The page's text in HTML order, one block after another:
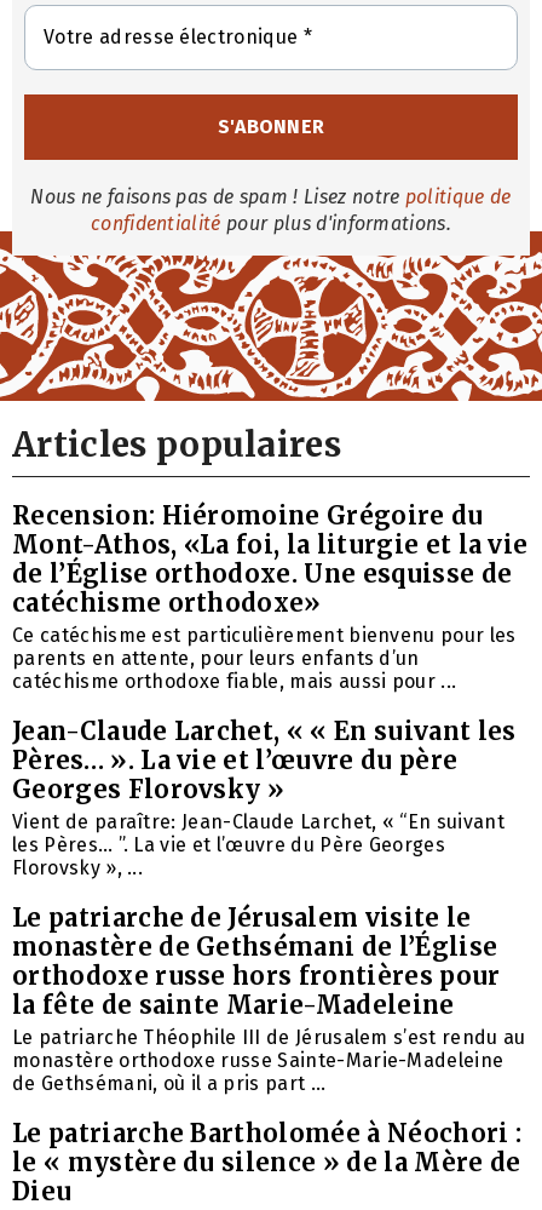
Nous ne faisons pas de spam ! Lisez notre politique de
confidentialité pour plus d'informations.
Articles populaires
Recension: Hiéromoine Grégoire du
Mont-Athos, «La foi, la liturgie et la vie
de l’Église orthodoxe. Une esquisse de
catéchisme orthodoxe»
Ce catéchisme est particulièrement bienvenu pour les
parents en attente, pour leurs enfants d’un
catéchisme orthodoxe fiable, mais aussi pour ...
Jean-Claude Larchet, « « En suivant les
Pères… ». La vie et l’œuvre du père
Georges Florovsky »
Vient de paraître: Jean-Claude Larchet, « “En suivant
les Pères… ”. La vie et l’œuvre du Père Georges
Florovsky », ...
Le patriarche de Jérusalem visite le
monastère de Gethsémani de l’Église
orthodoxe russe hors frontières pour
la fête de sainte Marie-Madeleine
Le patriarche Théophile III de Jérusalem s’est rendu au
monastère orthodoxe russe Sainte-Marie-Madeleine
de Gethsémani, où il a pris part ...
Le patriarche Bartholomée à Néochori :
le « mystère du silence » de la Mère de
Dieu